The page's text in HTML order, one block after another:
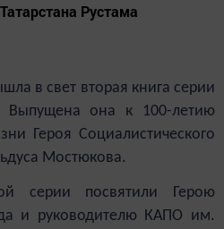
Рустама
в свет вторая книга серии
Выпущена она к 100-летию
Героя Социалистического
Мостюкова.
серии посвятили Герою
и руководителю КАПО им.